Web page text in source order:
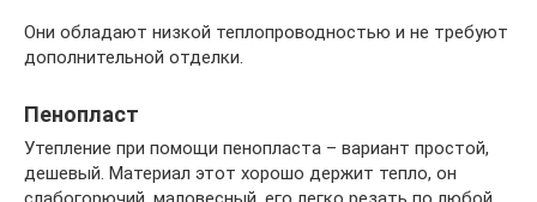
Они обладают низкой теплопроводностью и не требуют
дополнительной отделки.
Пенопласт
Утепление при помощи пенопласта – вариант простой,
дешевый. Материал этот хорошо держит тепло, он